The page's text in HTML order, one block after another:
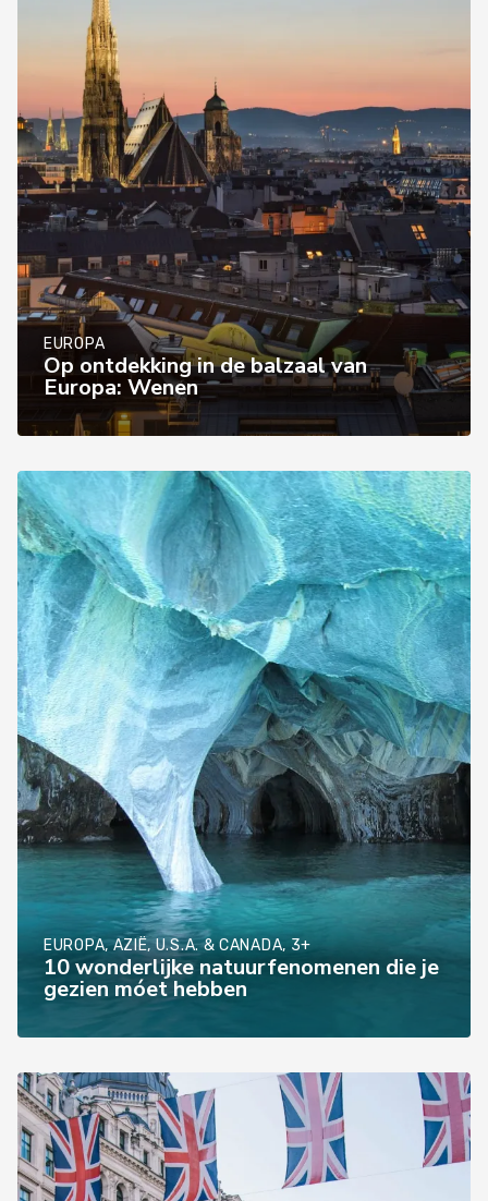
EUROPA
Op ontdekking in de balzaal van
Europa: Wenen
EUROPA, AZIË, U.S.A. & CANADA, 3+
10 wonderlijke natuurfenomenen die je
gezien móet hebben